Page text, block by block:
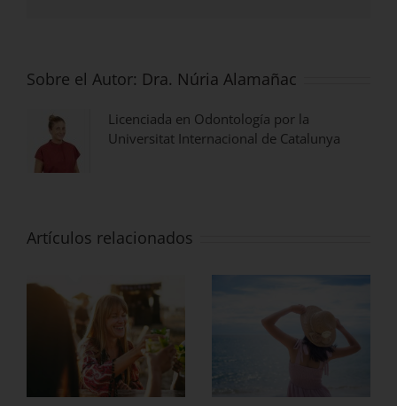
Sobre el Autor: Dra. Núria Alamañac
Licenciada en Odontología por la
Universitat Internacional de Catalunya
Artículos relacionados